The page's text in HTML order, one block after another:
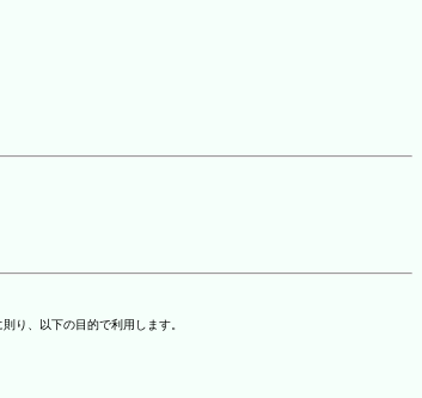
則り、以下の目的で利用します。